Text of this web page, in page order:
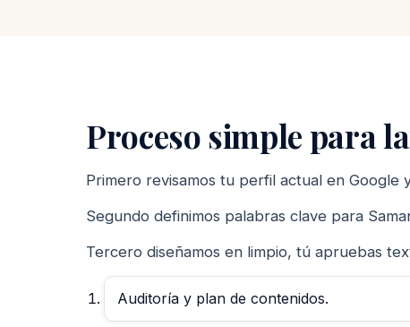
Proceso simple para
Primero revisamos tu perfil actual en Google
Segundo definimos palabras clave para
Tercero diseñamos en limpio, tú apruebas
Auditoría y plan de contenidos.